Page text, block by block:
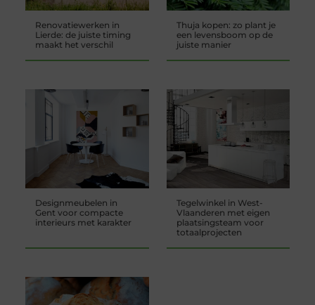
Renovatiewerken in
Lierde: de juiste timing
maakt het verschil
Thuja kopen: zo plant je
een levensboom op de
juiste manier
Designmeubelen in
Gent voor compacte
interieurs met karakter
Tegelwinkel in West-
Vlaanderen met eigen
plaatsingsteam voor
totaalprojecten